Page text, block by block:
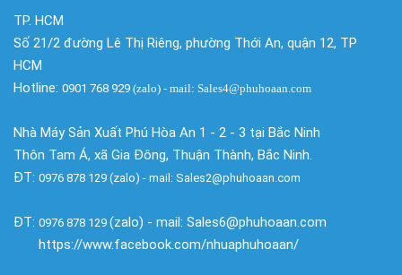
TP. HCM
Số 21/2 đường Lê Thị Riêng, phường Thới An, quận 12, TP
HCM
Hotline: 0901 768 929 (zalo) - mail: Sales4@phuhoaan.com
Nhà Máy Sản Xuất Phú Hòa An 1 - 2 - 3 tại Bắc Ninh
Thôn Tam Á, xã Gia Đông, Thuận Thành, Bắc Ninh.
ĐT: 0976 878 129 (zalo) - mail: Sales2@phuhoaan.com
ĐT: 0976 878 129 (zalo) - mail: Sales6@phuhoaan.com
https://www.facebook.com/nhuaphuhoaan/